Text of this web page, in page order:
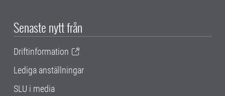
Senaste nytt från
Driftinformation
Lediga anställningar
SLU i media